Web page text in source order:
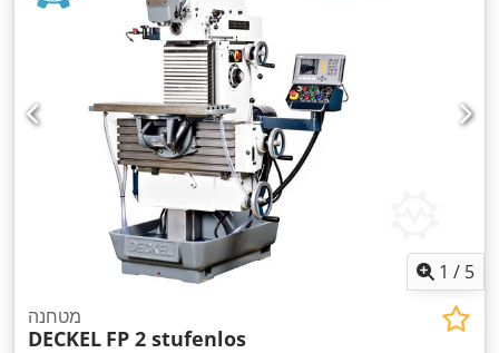
1 / 5
מטחנה
DECKEL FP 2 stufenlos